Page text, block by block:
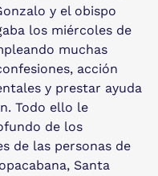
y el obispo
los miércoles de
muchas
acción
y prestar ayuda
Todo ello le
de los
de las personas de
Santa